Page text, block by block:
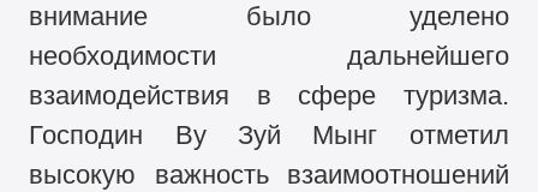
внимание было уделено
необходимости дальнейшего
взаимодействия в сфере туризма.
Господин Ву Зуй Мынг отметил
высокую важность взаимоотношений